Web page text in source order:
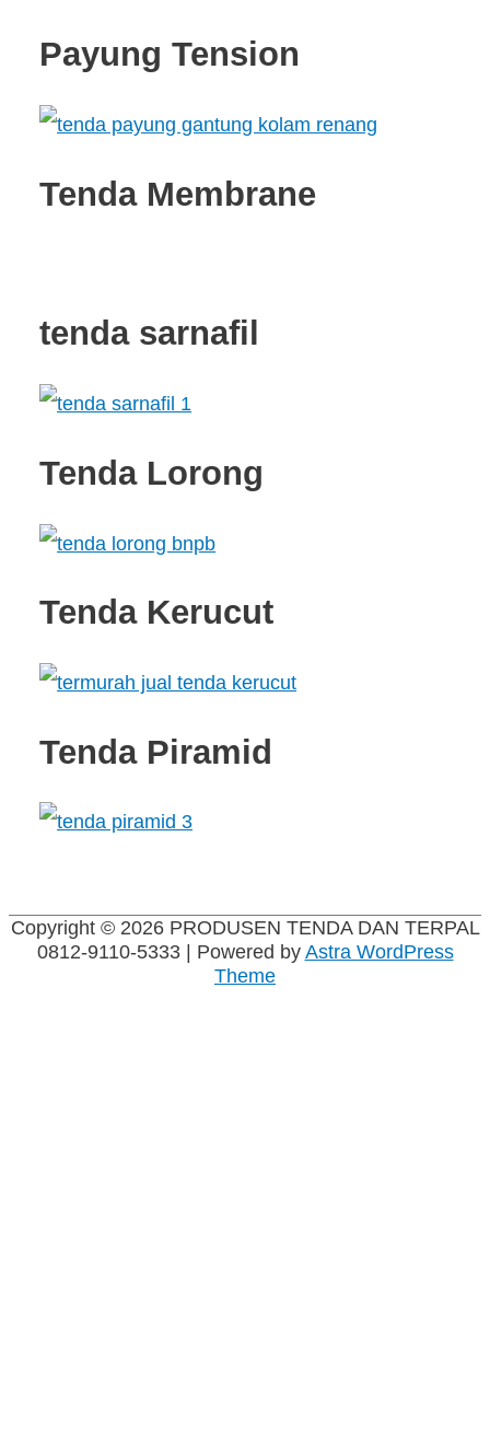
Payung Tension
Tenda Membrane
tenda sarnafil
Tenda Lorong
Tenda Kerucut
Tenda Piramid
Copyright © 2026 PRODUSEN TENDA DAN TERPAL
0812-9110-5333| Powered byAstra WordPress
Theme